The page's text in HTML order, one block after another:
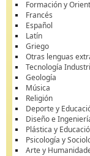
Formación y
Francés
Español
Latín
Griego
Otras lenguas
Tecnología
Geología
Música
Religión
Deporte y
Diseño e
Plástica y
Psicología y
Arte y